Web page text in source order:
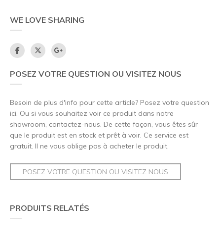
WE LOVE SHARING
POSEZ VOTRE QUESTION OU VISITEZ NOUS
Besoin de plus d'info pour cette article? Posez votre question
ici. Ou si vous souhaitez voir ce produit dans notre
showroom, contactez-nous. De cette façon, vous êtes sûr
que le produit est en stock et prêt à voir. Ce service est
gratuit. Il ne vous oblige pas à acheter le produit.
POSEZ VOTRE QUESTION OU VISITEZ NOUS
PRODUITS RELATÉS